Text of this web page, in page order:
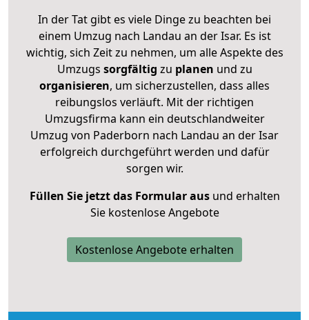
In der Tat gibt es viele Dinge zu beachten bei
einem Umzug nach Landau an der Isar. Es ist
wichtig, sich Zeit zu nehmen, um alle Aspekte des
Umzugs sorgfältig zu planen und zu
organisieren, um sicherzustellen, dass alles
reibungslos verläuft. Mit der richtigen
Umzugsfirma kann ein deutschlandweiter
Umzug von Paderborn nach Landau an der Isar
erfolgreich durchgeführt werden und dafür
sorgen wir.
Füllen Sie jetzt das Formular ausund erhalten
Sie kostenlose Angebote
Kostenlose Angebote erhalten